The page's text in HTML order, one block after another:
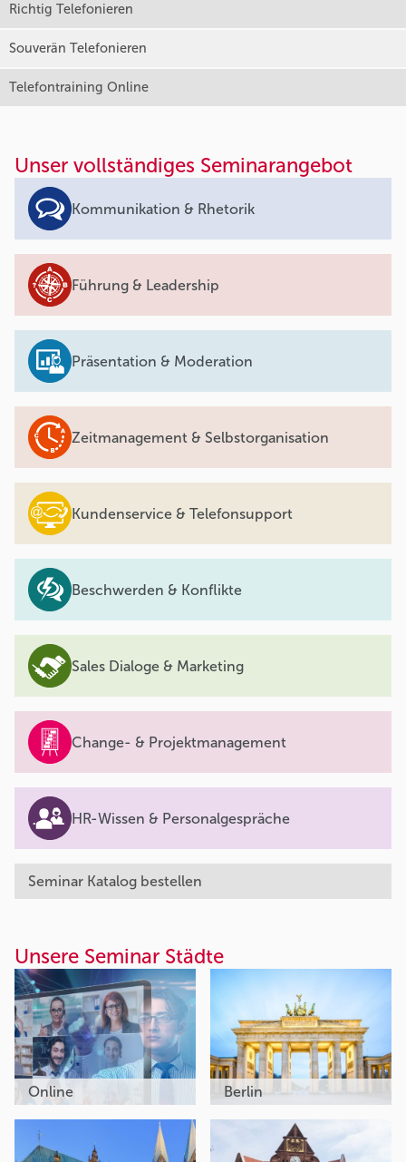
Richtig Telefonieren
Souverän Telefonieren
Telefontraining Online
Unser vollständiges Seminarangebot
Kommunikation & Rhetorik
Führung & Leadership
Präsentation & Moderation
Zeitmanagement & Selbstorganisation
Kundenservice & Telefonsupport
Beschwerden & Konflikte
Sales Dialoge & Marketing
Change- & Projektmanagement
HR-Wissen & Personalgespräche
Seminar Katalog bestellen
Unsere Seminar Städte
Online Berlin